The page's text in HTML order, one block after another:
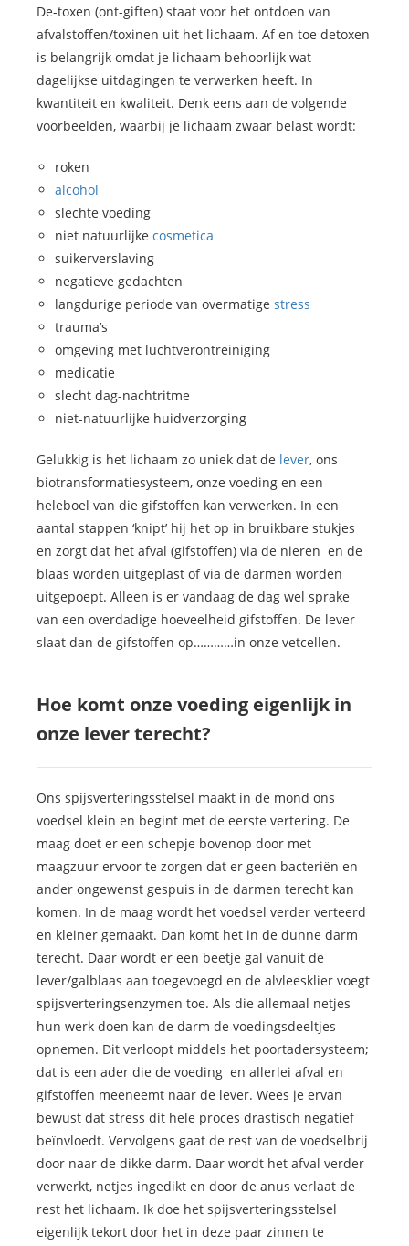
De-toxen (ont-giften) staat voor het ontdoen van
afvalstoffen/toxinen uit het lichaam. Af en toe detoxen
is belangrijk omdat je lichaam behoorlijk wat
dagelijkse uitdagingen te verwerken heeft. In
kwantiteit en kwaliteit. Denk eens aan de volgende
voorbeelden, waarbij je lichaam zwaar belast wordt:
roken
alcohol
slechte voeding
niet natuurlijke cosmetica
suikerverslaving
negatieve gedachten
langdurige periode van overmatige stress
trauma’s
omgeving met luchtverontreiniging
medicatie
slecht dag-nachtritme
niet-natuurlijke huidverzorging
Gelukkig is het lichaam zo uniek dat de lever, ons
biotransformatiesysteem, onze voeding en een
heleboel van die gifstoffen kan verwerken. In een
aantal stappen ‘knipt’ hij het op in bruikbare stukjes
en zorgt dat het afval (gifstoffen) via de nieren en de
blaas worden uitgeplast of via de darmen worden
uitgepoept. Alleen is er vandaag de dag wel sprake
van een overdadige hoeveelheid gifstoffen. De lever
slaat dan de gifstoffen op…………in onze vetcellen.
Hoe komt onze voeding eigenlijk in
onze lever terecht?
Ons spijsverteringsstelsel maakt in de mond ons
voedsel klein en begint met de eerste vertering. De
maag doet er een schepje bovenop door met
maagzuur ervoor te zorgen dat er geen bacteriën en
ander ongewenst gespuis in de darmen terecht kan
komen. In de maag wordt het voedsel verder verteerd
en kleiner gemaakt. Dan komt het in de dunne darm
terecht. Daar wordt er een beetje gal vanuit de
lever/galblaas aan toegevoegd en de alvleesklier voegt
spijsverteringsenzymen toe. Als die allemaal netjes
hun werk doen kan de darm de voedingsdeeltjes
opnemen. Dit verloopt middels het poortadersysteem;
dat is een ader die de voeding en allerlei afval en
gifstoffen meeneemt naar de lever. Wees je ervan
bewust dat stress dit hele proces drastisch negatief
beïnvloedt. Vervolgens gaat de rest van de voedselbrij
door naar de dikke darm. Daar wordt het afval verder
verwerkt, netjes ingedikt en door de anus verlaat de
rest het lichaam. Ik doe het spijsverteringsstelsel
eigenlijk tekort door het in deze paar zinnen te